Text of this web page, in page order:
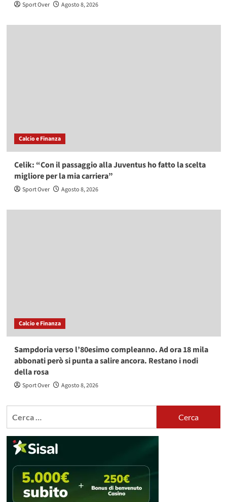
Sport Over Agosto 8, 2026
Calcio e Finanza
Celik: “Con il passaggio alla Juventus ho fatto la scelta
migliore per la mia carriera”
Sport Over Agosto 8, 2026
Calcio e Finanza
Sampdoria verso l’80esimo compleanno. Ad ora 18 mila
abbonati però si punta a salire ancora. Restano i nodi
della rosa
Sport Over Agosto 8, 2026